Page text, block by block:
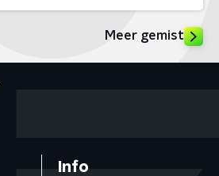
Meer gemist
Info